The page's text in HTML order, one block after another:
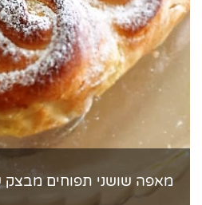
מאפה שושני תפוחים מבצק